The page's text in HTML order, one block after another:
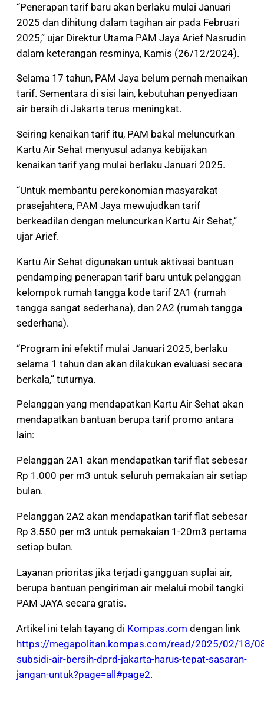
“Penerapan tarif baru akan berlaku mulai Januari
2025 dan dihitung dalam tagihan air pada Februari
2025,” ujar Direktur Utama PAM Jaya Arief Nasrudin
dalam keterangan resminya, Kamis (26/12/2024).
Selama 17 tahun, PAM Jaya belum pernah menaikan
tarif. Sementara di sisi lain, kebutuhan penyediaan
air bersih di Jakarta terus meningkat.
Seiring kenaikan tarif itu, PAM bakal meluncurkan
Kartu Air Sehat menyusul adanya kebijakan
kenaikan tarif yang mulai berlaku Januari 2025.
“Untuk membantu perekonomian masyarakat
prasejahtera, PAM Jaya mewujudkan tarif
berkeadilan dengan meluncurkan Kartu Air Sehat,”
ujar Arief.
Kartu Air Sehat digunakan untuk aktivasi bantuan
pendamping penerapan tarif baru untuk pelanggan
kelompok rumah tangga kode tarif 2A1 (rumah
tangga sangat sederhana), dan 2A2 (rumah tangga
sederhana).
“Program ini efektif mulai Januari 2025, berlaku
selama 1 tahun dan akan dilakukan evaluasi secara
berkala,” tuturnya.
Pelanggan yang mendapatkan Kartu Air Sehat akan
mendapatkan bantuan berupa tarif promo antara
lain:
Pelanggan 2A1 akan mendapatkan tarif flat sebesar
Rp 1.000 per m3 untuk seluruh pemakaian air setiap
bulan.
Pelanggan 2A2 akan mendapatkan tarif flat sebesar
Rp 3.550 per m3 untuk pemakaian 1-20m3 pertama
setiap bulan.
Layanan prioritas jika terjadi gangguan suplai air,
berupa bantuan pengiriman air melalui mobil tangki
PAM JAYA secara gratis.
Artikel ini telah tayang di Kompas.com dengan link
https://megapolitan.kompas.com/read/2025/02/18/
subsidi-air-bersih-dprd-jakarta-harus-tepat-sasaran-
jangan-untuk?page=all#page2.